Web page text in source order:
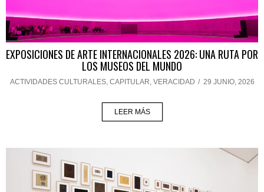
EXPOSICIONES DE ARTE INTERNACIONALES 2026: UNA RUTA POR
LOS MUSEOS DEL MUNDO
ACTIVIDADES CULTURALES, CAPITULAR, VERACIDAD / 29 JUNIO, 2026
LEER MÁS